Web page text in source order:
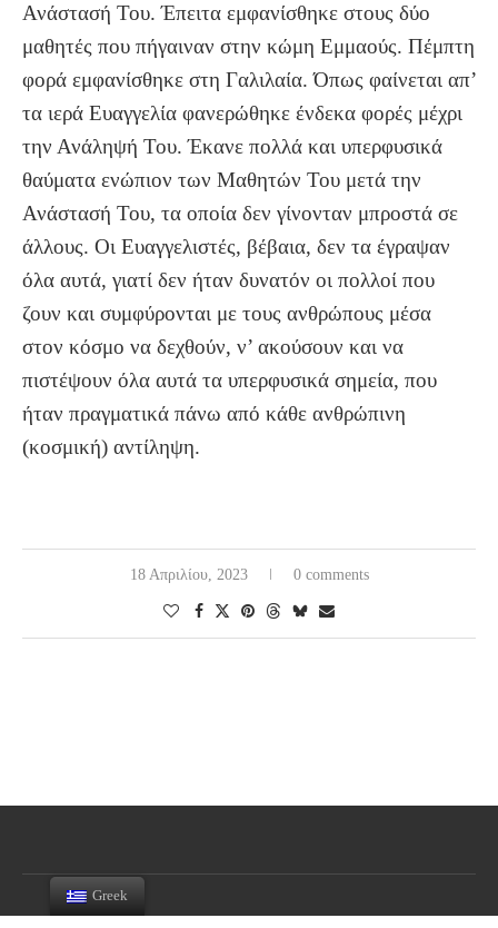
Ανάστασή Του. Έπειτα εμφανίσθηκε στους δύο
μαθητές που πήγαιναν στην κώμη Εμμαούς. Πέμπτη
φορά εμφανίσθηκε στη Γαλιλαία. Όπως φαίνεται απ’
τα ιερά Ευαγγελία φανερώθηκε ένδεκα φορές μέχρι
την Ανάληψή Του. Έκανε πολλά και υπερφυσικά
θαύματα ενώπιον των Μαθητών Του μετά την
Ανάστασή Του, τα οποία δεν γίνονταν μπροστά σε
άλλους. Οι Ευαγγελιστές, βέβαια, δεν τα έγραψαν
όλα αυτά, γιατί δεν ήταν δυνατόν οι πολλοί που
ζουν και συμφύρονται με τους ανθρώπους μέσα
στον κόσμο να δεχθούν, ν’ ακούσουν και να
πιστέψουν όλα αυτά τα υπερφυσικά σημεία, που
ήταν πραγματικά πάνω από κάθε ανθρώπινη
(κοσμική) αντίληψη.
18 Απριλίου, 2023 0 comments
Greek